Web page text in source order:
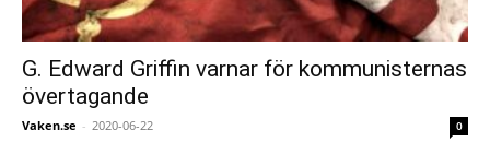
G. Edward Griffin varnar för kommunisternas
övertagande
Vaken.se - 2020-06-22 0